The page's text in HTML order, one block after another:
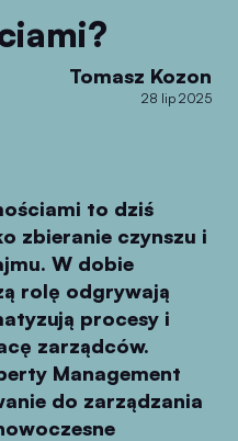
Tomasz Kozon
28 lip 2025
to dziś
zbieranie czynszu i
W dobie
rolę odgrywają
procesy i
zarządców.
Management
do zarządzania